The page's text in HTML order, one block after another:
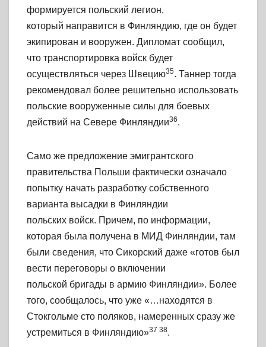
формируется польский легион,
который направится в Финляндию, где он будет
экипирован и вооружен. Дипломат сообщил,
что транспортировка войск будет
осуществляться через Швецию35. Таннер тогда
рекомендовал более решительно использовать
польские вооруженные силы для боевых
действий на Севере Финляндии36.
Само же предложение эмигрантского
правительства Польши фактически означало
попытку начать разработку собственного
варианта высадки в Финляндии
польских войск. Причем, по информации,
которая была получена в МИД Финляндии, там
были сведения, что Сикорский даже «готов был
вести переговоры о включении
польской бригады в армию Финляндии». Более
того, сообщалось, что уже «…находятся в
Стокгольме сто поляков, намеренных сразу же
устремиться в Финляндию»37 38.